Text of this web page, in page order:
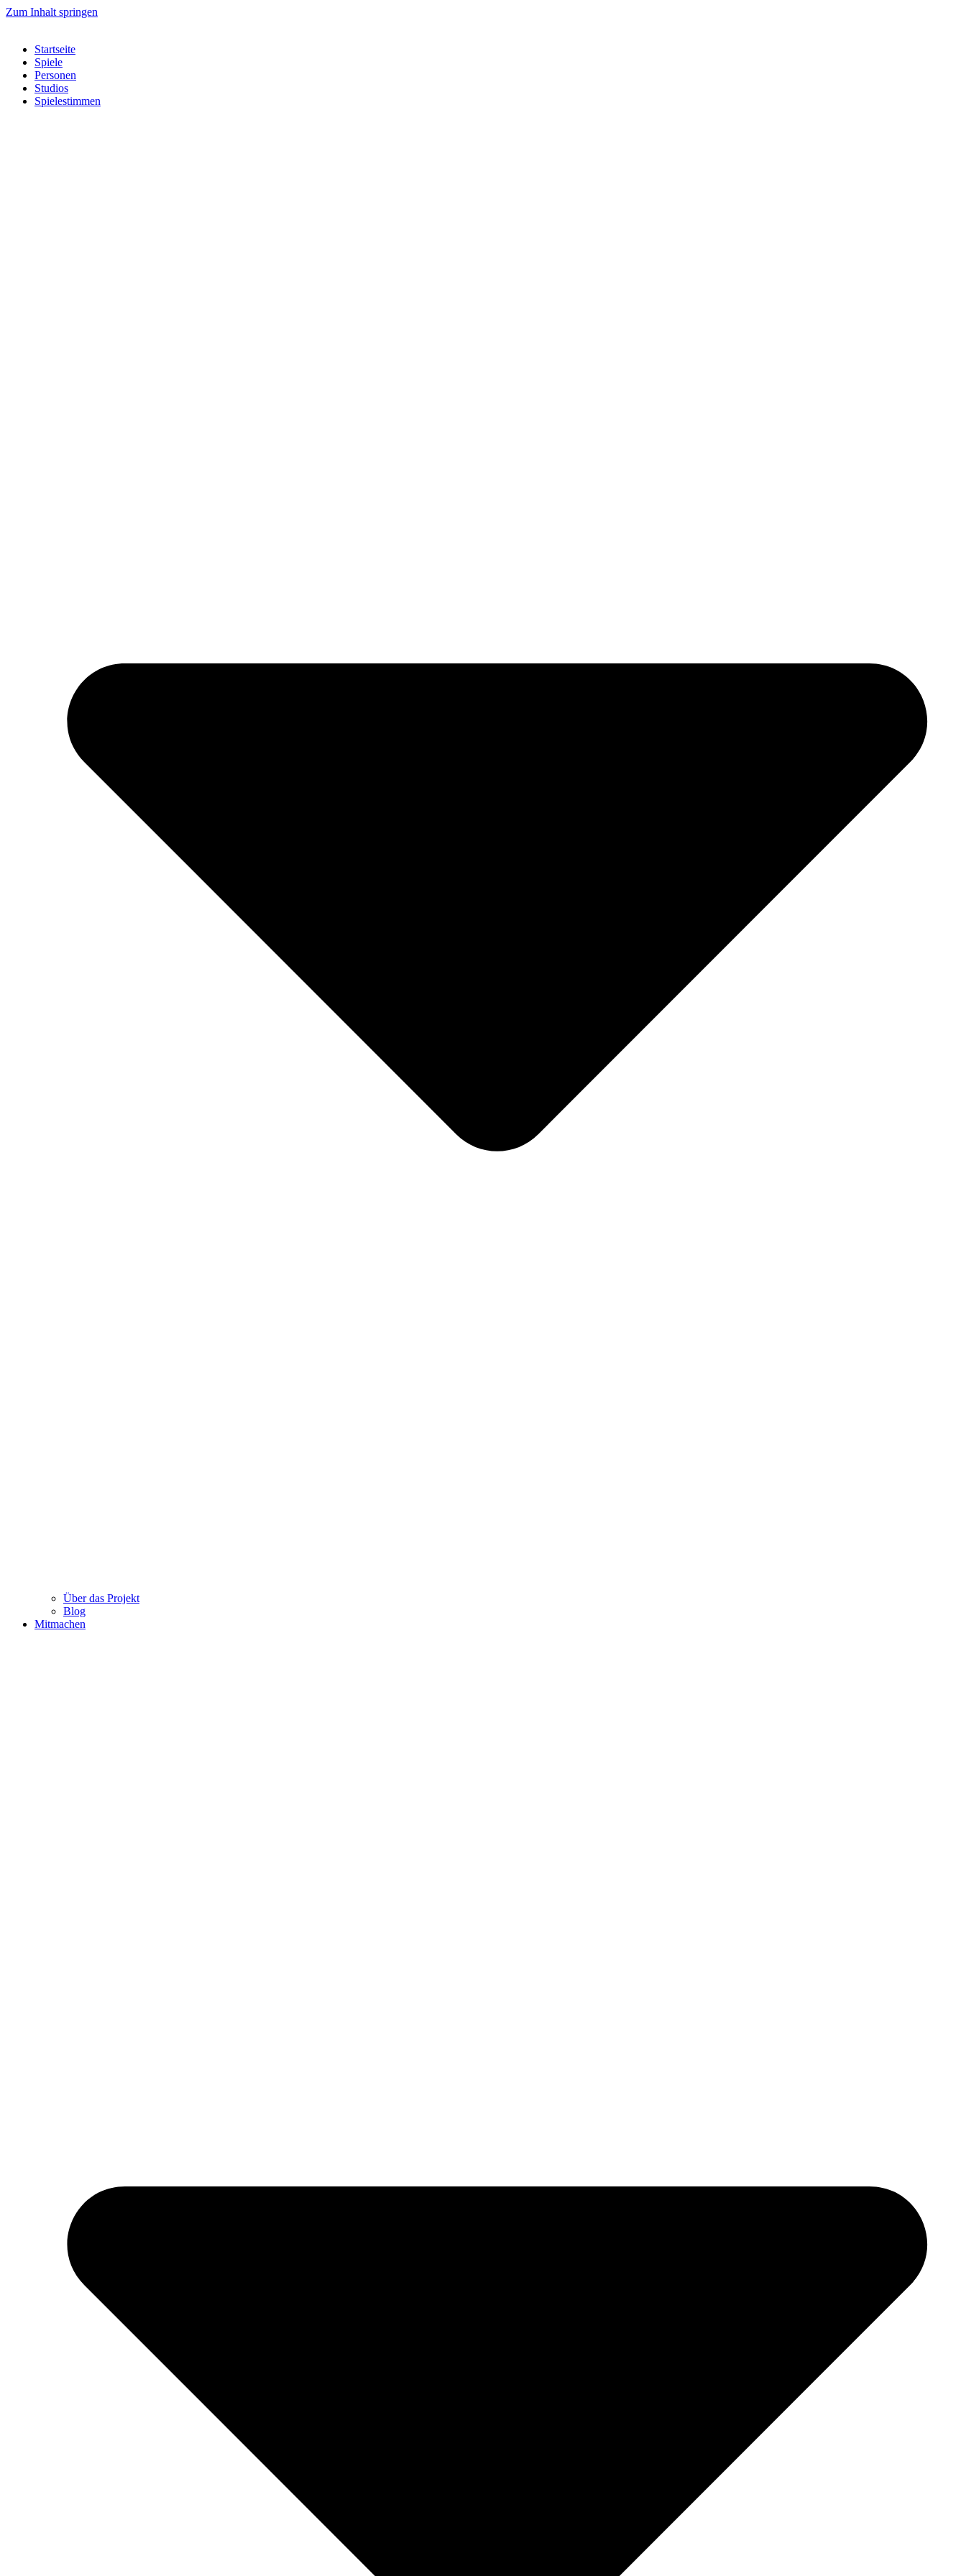
Zum Inhalt springen
Startseite
Spiele
Personen
Studios
Spielestimmen
Über das Projekt
Blog
Mitmachen